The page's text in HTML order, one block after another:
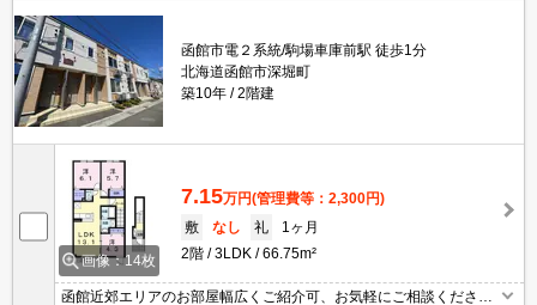
函館市電２系統/駒場車庫前駅 徒歩1分
北海道函館市深堀町
築10年
2階建
画像：14枚
7.15万円(管理費等：2,300円)
敷
なし 礼
1ヶ月
2階
3LDK 66.75m²
函館近郊エリアのお部屋幅広くご紹介可、お気軽にご相談くださ